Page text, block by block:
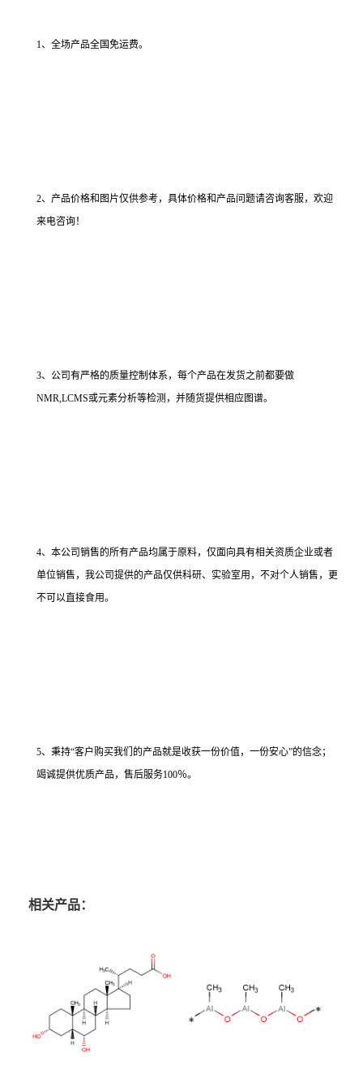
1、全场产品全国免运费。
2、产品价格和图片仅供参考，具体价格和产品问题请咨询客服，欢迎
来电咨询！
3、公司有严格的质量控制体系，每个产品在发货之前都要做
NMR,LCMS或元素分析等检测，并随货提供相应图谱。
4、本公司销售的所有产品均属于原料，仅面向具有相关资质企业或者
单位销售，我公司提供的产品仅供科研、实验室用，不对个人销售，更
不可以直接食用。
5、秉持“客户购买我们的产品就是收获一份价值，一份安心”的信念；
竭诚提供优质产品，售后服务100％。
相关产品：